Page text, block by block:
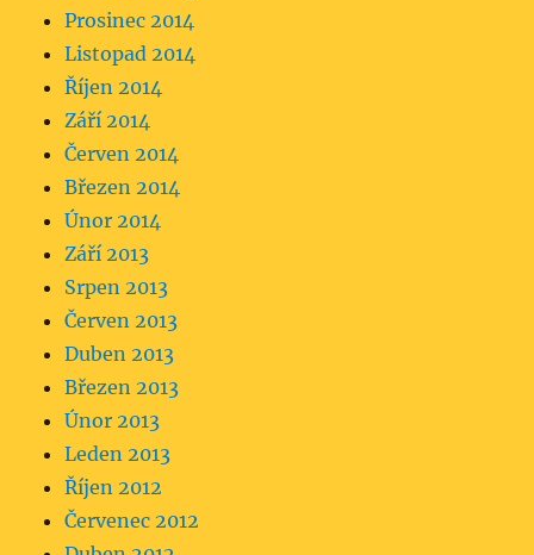
Prosinec 2014
Listopad 2014
Říjen 2014
Září 2014
Červen 2014
Březen 2014
Únor 2014
Září 2013
Srpen 2013
Červen 2013
Duben 2013
Březen 2013
Únor 2013
Leden 2013
Říjen 2012
Červenec 2012